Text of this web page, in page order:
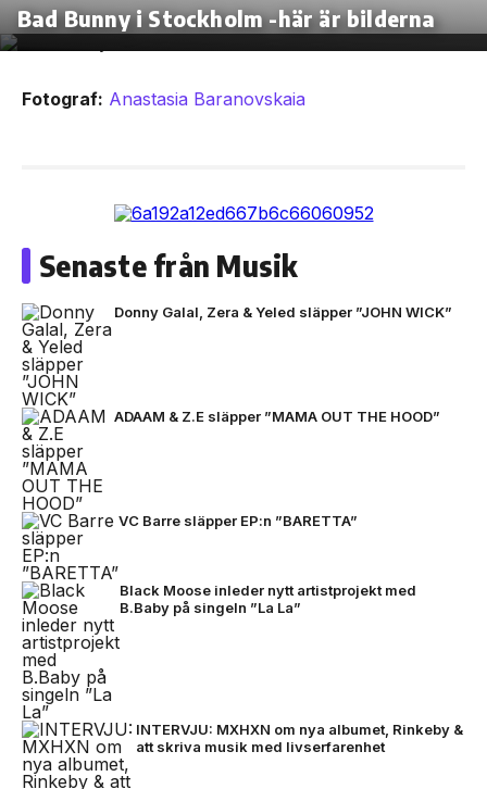
Bad Bunny i Stockholm -här är bilderna
Fotograf: Anastasia Baranovskaia
Senaste från Musik
Donny Galal, Zera & Yeled släpper ”JOHN WICK”
ADAAM & Z.E släpper ”MAMA OUT THE HOOD”
VC Barre släpper EP:n ”BARETTA”
Black Moose inleder nytt artistprojekt med
B.Baby på singeln ”La La”
INTERVJU: MXHXN om nya albumet, Rinkeby &
att skriva musik med livserfarenhet